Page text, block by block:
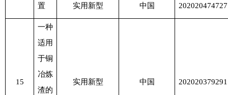
置
实用新型 中国
15
一种
适用
于铜
冶炼
渣的
实用新型 中国